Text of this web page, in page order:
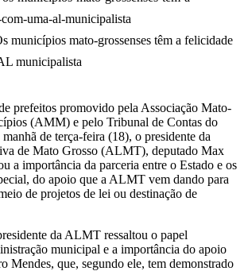
municípios mato-grossenses têm a felicidade
municipalista
prefeitos promovido pela Associação Mato-
(AMM) e pelo Tribunal de Contas do
de terça-feira (18), o presidente da
de Mato Grosso (ALMT), deputado Max
a importância da parceria entre o Estado e os
do apoio que a ALMT vem dando para
de projetos de lei ou destinação de
da ALMT ressaltou o papel
municipal e a importância do apoio
Mendes, que, segundo ele, tem demonstrado